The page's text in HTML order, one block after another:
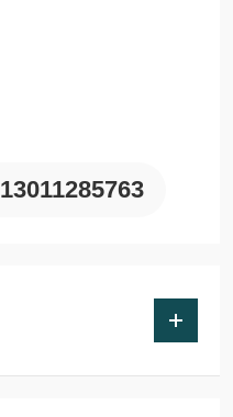
13011285763